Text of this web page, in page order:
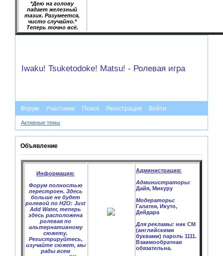
*Дею на голову
падает железный
тазик. Разумеется,
чисто случайно.*
Теперь точно всё.
Iwaku! Tsuketodoke! Matsu! - Ролевая игра
Форум Участники Поиск Регистрация Войти
Активные темы
Объявление
Информация:
Форум полностью
перестроен. Здесь
больше не будет
ролевой по H2O: Just
Add Water, теперь
здесь расположена
ролевая по
альтернативному
сюжету.
Регистрируйтесь,
изучайте сюжет, мы
рады всем
Администрация:
Администраторы:
Дайя, Микуру
Модераторы:
Галатея, Икуто,
Дейдара
Для рекламы: ник CM
(английскими
буквами) пароль 1111.
Взаимообратная
обязательна.